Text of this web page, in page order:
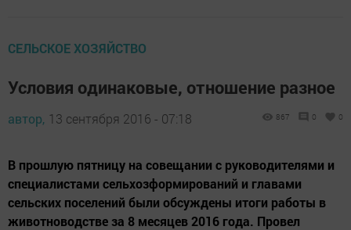
СЕЛЬСКОЕ ХОЗЯЙСТВО
Условия одинаковые, отношение разное
автор, 13 сентября 2016 - 07:18 867 0 0
В прошлую пятницу на совещании с руководителями и
специалистами сельхозформирований и главами
сельских поселений были обсуждены итоги работы в
животноводстве за 8 месяцев 2016 года. Провел